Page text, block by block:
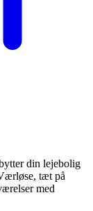
din lejebolig
tæt på
med